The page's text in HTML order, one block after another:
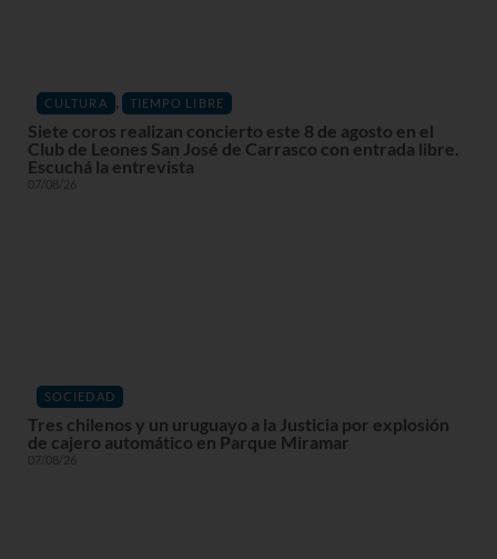
CULTURA , TIEMPO LIBRE
Siete coros realizan concierto este 8 de agosto en el
Club de Leones San José de Carrasco con entrada libre.
Escuchá la entrevista
07/08/26
SOCIEDAD
Tres chilenos y un uruguayo a la Justicia por explosión
de cajero automático en Parque Miramar
07/08/26